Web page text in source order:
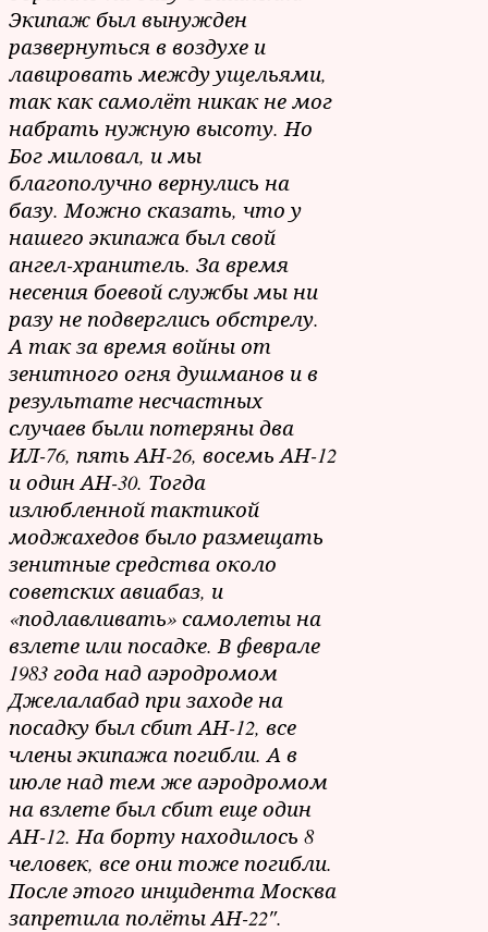
Экипаж был вынужден
развернуться в воздухе и
лавировать между ущельями,
так как самолёт никак не мог
набрать нужную высоту. Но
Бог миловал, и мы
благополучно вернулись на
базу. Можно сказать, что у
нашего экипажа был свой
ангел-хранитель. За время
несения боевой службы мы ни
разу не подверглись обстрелу.
А так за время войны от
зенитного огня душманов и в
результате несчастных
случаев были потеряны два
ИЛ-76, пять АН-26, восемь АН-12
и один АН-30. Тогда
излюбленной тактикой
моджахедов было размещать
зенитные средства около
советских авиабаз, и
«подлавливать» самолеты на
взлете или посадке. В феврале
1983 года над аэродромом
Джелалабад при заходе на
посадку был сбит АН-12, все
члены экипажа погибли. А в
июле над тем же аэродромом
на взлете был сбит еще один
АН-12. На борту находилось 8
человек, все они тоже погибли.
После этого инцидента Москва
запретила полёты АН-22″.